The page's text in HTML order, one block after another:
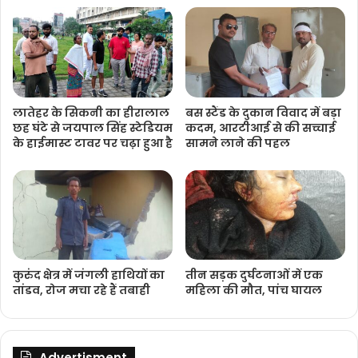
लातेहर के सिकनी का हीरालाल
छह घंटे से जयपाल सिंह स्टेडियम
के हाईमास्ट टावर पर चढ़ा हुआ है
बस स्टैंड के दुकान विवाद में बड़ा
कदम, आरटीआई से की सच्चाई
सामने लाने की पहल
कुरुंद क्षेत्र में जंगली हाथियों का
तांडव, रोज मचा रहे हैं तबाही
तीन सड़क दुर्घटनाओं में एक
महिला की मौत, पांच घायल